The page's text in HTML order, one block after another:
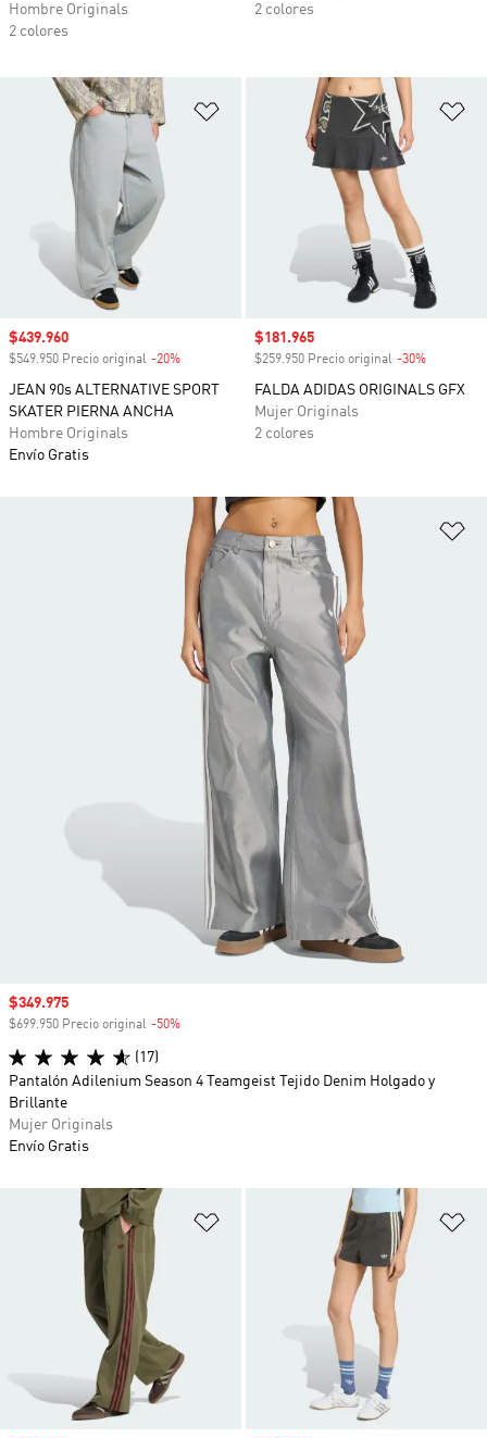
Hombre Originals
2 colores
2 colores
Añadir a la lista de deseos
Precio de venta
$439.960
$549.950 Precio original -20%
JEAN 90s ALTERNATIVE SPORT
SKATER PIERNA ANCHA
Hombre Originals
Envío Gratis
Precio de venta
$181.965
$259.950 Precio original -30%
FALDA ADIDAS ORIGINALS GFX
Mujer Originals
2 colores
Añadir a la lista de deseos
Precio de venta
$349.975
$699.950 Precio original -50%
(17)
Pantalón Adilenium Season 4 Teamgeist Tejido Denim Holgado y
Brillante
Mujer Originals
Envío Gratis